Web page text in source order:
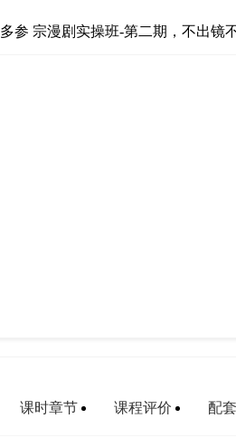
多参 宗漫剧实操班-第二期，不出镜
课时章节 课程评价 配